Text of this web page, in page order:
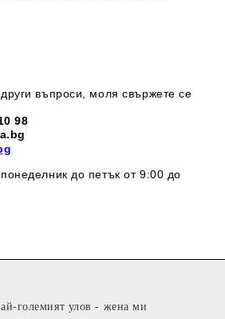
въпроси, моля свържете се
98
до петък от 9:00 до
големият улов - жена ми